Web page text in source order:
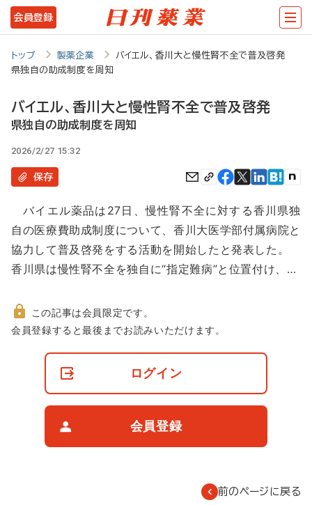
メ
イ
テ
ツ
に
動
会員登録
トップ 製薬企業
バイエル、香川大と慢性腎不全で普及啓発
県独自の助成制度を周知
バイエル、香川大と慢性腎不全で普及啓発
県独自の助成制度を周知
2026/2/27 15:32
保存
バイエル薬品は27日、慢性腎不全に対する香川県独
自の医療費助成制度について、香川大医学部付属病院と
協力して普及啓発をする活動を開始したと発表した。
香川県は慢性腎不全を独自に“指定難病”と位置付け、…
非
この記事は会員限定です。
会員登録すると最後までお読みいただけます。
ログイン
会員登録
前のページに戻る